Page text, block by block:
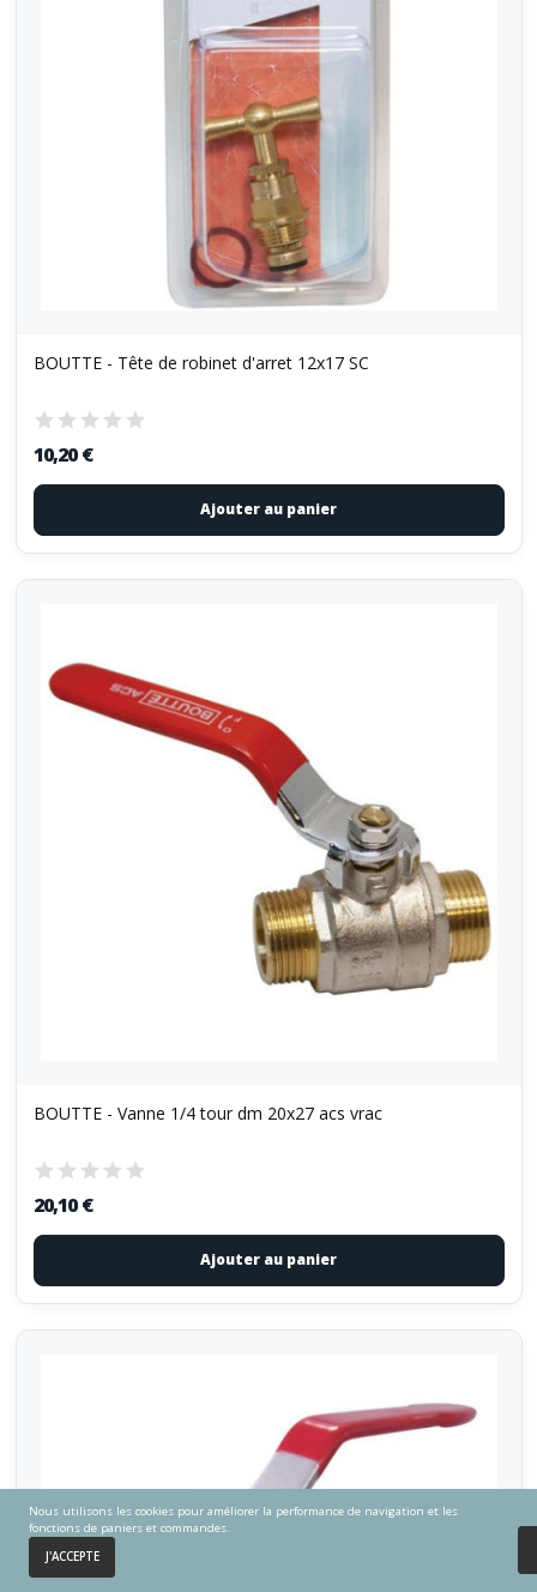
Accueil
BOUTTE - Tête de robinet d'arret 12x17 SC
10,20 €
Ajouter au panier
BOUTTE - Vanne 1/4 tour dm 20x27 acs vrac
20,10 €
Ajouter au panier
Nous utilisons les cookies pour améliorer la performance de navigation et les
fonctions de paniers et commandes.
J'ACCEPTE